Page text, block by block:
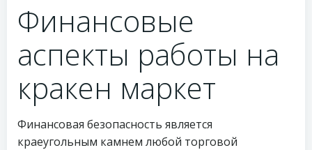
Финансовые
аспекты работы на
кракен маркет
Финансовая безопасность является
краеугольным камнем любой торговой